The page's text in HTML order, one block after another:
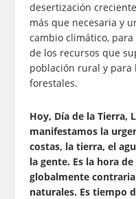
desertización
más que necesaria y
cambio climático,
de los recursos que
población rural y para
forestales.
Hoy, Día de la Tierra,
manifestamos la
costas, la tierra, el
la gente. Es la hora
globalmente
naturales. Es tiempo